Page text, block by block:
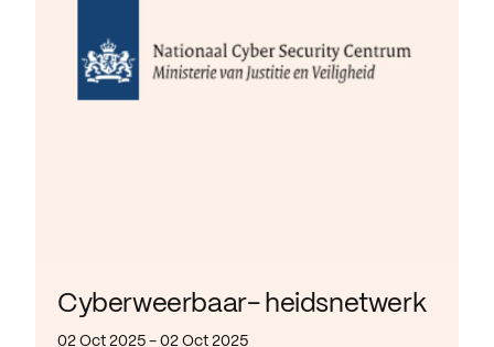
Cyberweerbaar- heidsnetwerk
02 Oct 2025 - 02 Oct 2025